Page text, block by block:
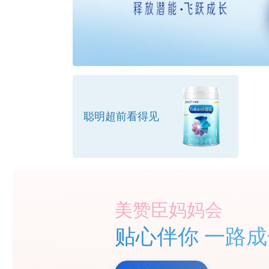
聪明超前看得见
美赞臣妈妈会
贴心伴你 一路